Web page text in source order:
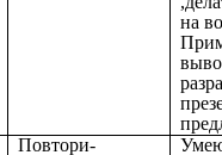
на
Повтори-